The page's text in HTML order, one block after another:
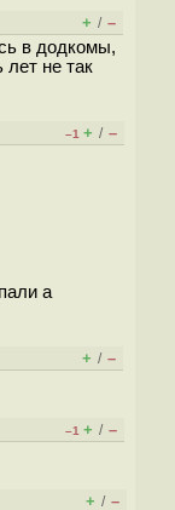
+ / –
в додкомы,
не так
–1 + / –
а
+ / –
–1 + / –
+ / –